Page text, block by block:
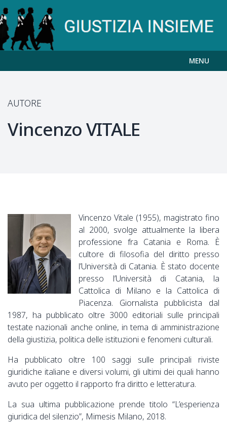
MENU
AUTORE
VincenzoVITALE
Vincenzo Vitale (1955), magistrato fino
al 2000, svolge attualmente la libera
professione fra Catania e Roma. È
cultore di filosofia del diritto presso
l’Università di Catania. È stato docente
presso l’Università di Catania, la
Cattolica di Milano e la Cattolica di
Piacenza. Giornalista pubblicista dal
1987, ha pubblicato oltre 3000 editoriali sulle principali
testate nazionali anche online, in tema di amministrazione
della giustizia, politica delle istituzioni e fenomeni culturali.
Ha pubblicato oltre 100 saggi sulle principali riviste
giuridiche italiane e diversi volumi, gli ultimi dei quali hanno
avuto per oggetto il rapporto fra diritto e letteratura.
La sua ultima pubblicazione prende titolo “L’esperienza
giuridica del silenzio”, Mimesis Milano, 2018.